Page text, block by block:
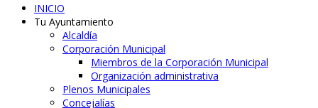
INICIO
Tu Ayuntamiento
Alcaldía
Corporación Municipal
Miembros de la Corporación Municipal
Organización administrativa
Plenos Municipales
Concejalías